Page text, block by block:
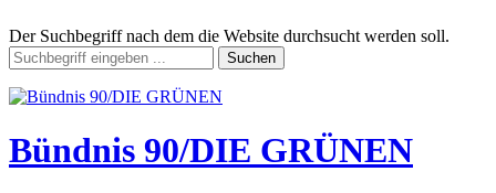
Der Suchbegriff nach dem die Website durchsucht werden soll.
Suchen
Bündnis 90/DIE GRÜNEN